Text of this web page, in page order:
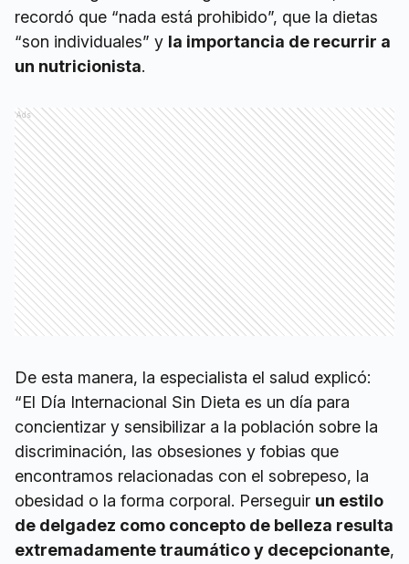
recordó que “nada está prohibido”, que la dietas
“son individuales” y la importancia de recurrir a
un nutricionista.
Ads
De esta manera, la especialista el salud explicó:
“El Día Internacional Sin Dieta es un día para
concientizar y sensibilizar a la población sobre la
discriminación, las obsesiones y fobias que
encontramos relacionadas con el sobrepeso, la
obesidad o la forma corporal. Perseguir un estilo
de delgadez como concepto de belleza resulta
extremadamente traumático y decepcionante,